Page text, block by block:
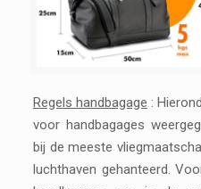
Regels handbagage :
voor handbagages
bij de meeste
luchthaven gehanteerd.